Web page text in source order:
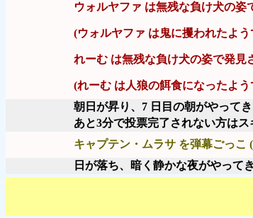
ウォルヤファ は無残な負け犬の姿
(ウォルヤファ は鬼に攫われたよう
れーむ は無残な負け犬の姿で発見
(れーむ は人狼の餌食になったよう
朝日が昇り、7 日目の朝がやって
あと3分で投票完了されない方は
キャプテン・ムラサ を弾幕ごっこ
日が落ち、暗く静かな夜がやって